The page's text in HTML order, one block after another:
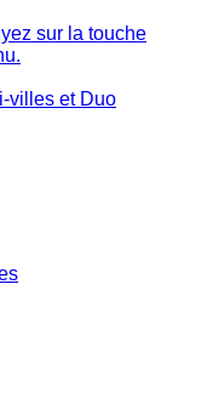
sur la touche
villes et Duo